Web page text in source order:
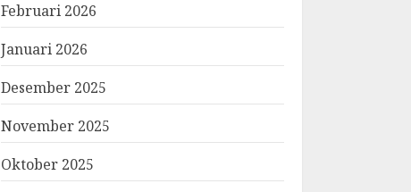
Februari 2026
Januari 2026
Desember 2025
November 2025
Oktober 2025